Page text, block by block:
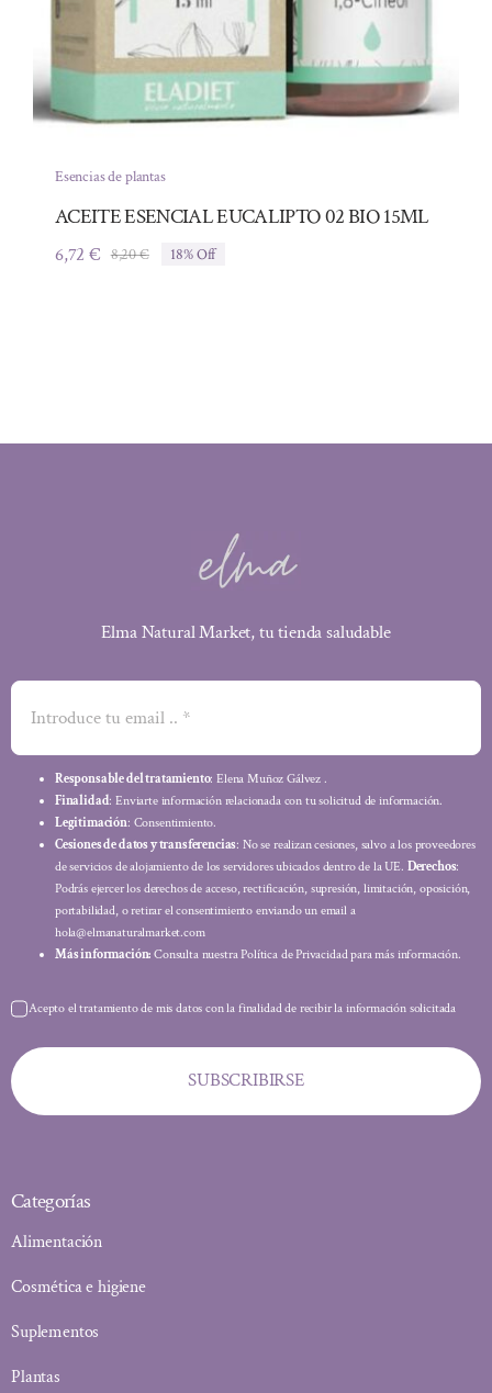
Esencias de plantas
ACEITE ESENCIAL EUCALIPTO 02 BIO 15ML
8,20€El
6,72€
El
18% Off
Elma Natural Market, tu tienda saludable
Responsable del tratamiento: Elena Muñoz Gálvez .
Finalidad: Enviarte información relacionada con tu solicitud de información.
Legitimación: Consentimiento.
Cesiones de datos y transferencias: No se realizan cesiones, salvo a los proveedores
de servicios de alojamiento de los servidores ubicados dentro de la UE. Derechos:
Podrás ejercer los derechos de acceso, rectificación, supresión, limitación, oposición,
portabilidad, o retirar el consentimiento enviando un email a
hola@elmanaturalmarket.com
Más información: Consulta nuestra Política de Privacidad para más información.
Acepto el tratamiento de mis datos con la finalidad de recibir la información solicitada
SUBSCRIBIRSE
Categorías
Alimentación
Cosmética e higiene
Suplementos
Plantas